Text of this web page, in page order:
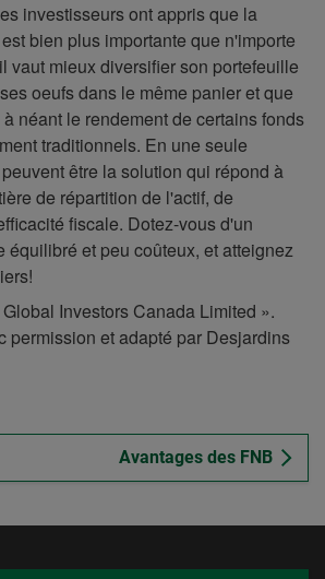
investisseurs ont appris que la
bien plus importante que n'importe
vaut mieux diversifier son portefeuille
oeufs dans le même panier et que
néant le rendement de certains fonds
traditionnels. En une seule
être la solution qui répond à
de répartition de l'actif, de
fiscale. Dotez-vous d'un
équilibré et peu coûteux, et atteignez
Investors Canada Limited ».
permission et adapté par Desjardins
Avantages des FNB